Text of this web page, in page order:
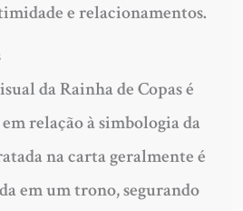
e relacionamentos.
da Rainha de Copas é
relação à simbologia da
na carta geralmente é
em um trono, segurando